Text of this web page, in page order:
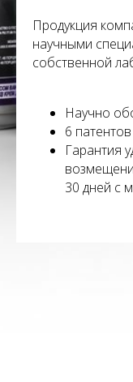
Продукция
научными
собственной
Научно
6
Гарантия
30 дней с